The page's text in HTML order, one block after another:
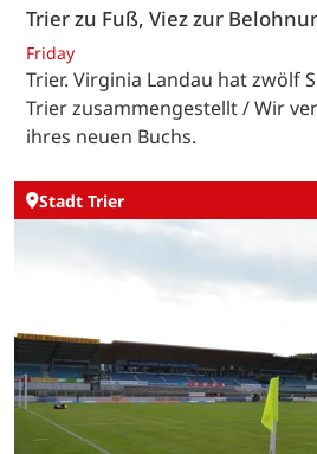
Trier zu Fuß, Viez zur
Friday
Trier. Virginia Landau hat zwölf
Trier zusammengestellt / Wir
ihres neuen Buchs.
Stadt Trier